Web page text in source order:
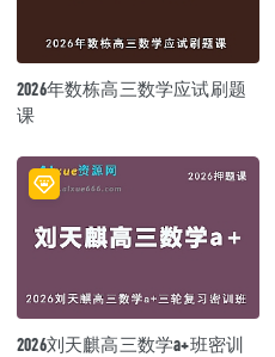
2026年数栋高三数学应试刷题
课
2026刘天麒高三数学a+班密训